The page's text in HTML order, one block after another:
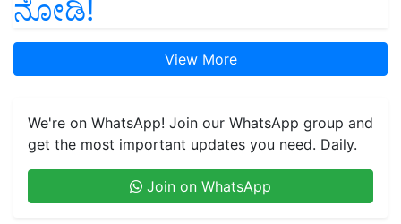
ನೋಡಿ!
View More
We're on WhatsApp! Join our WhatsApp group and
get the most important updates you need. Daily.
Join on WhatsApp